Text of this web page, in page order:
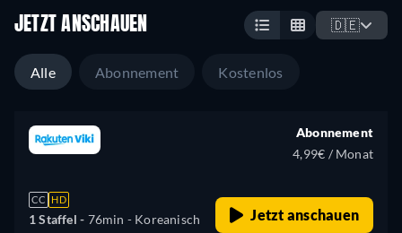
JETZT ANSCHAUEN 🇩🇪
Alle Abonnement Kostenlos
CC HD
1 Staffel - 76min - Koreanisch
Abonnement
4,99€ / Monat
Jetzt anschauen